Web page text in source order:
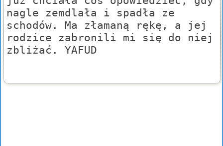
nagle zemdlała i spadła ze
schodów. Ma złamaną rękę, a jej
rodzice zabronili mi się do niej
zbliżać. YAFUD